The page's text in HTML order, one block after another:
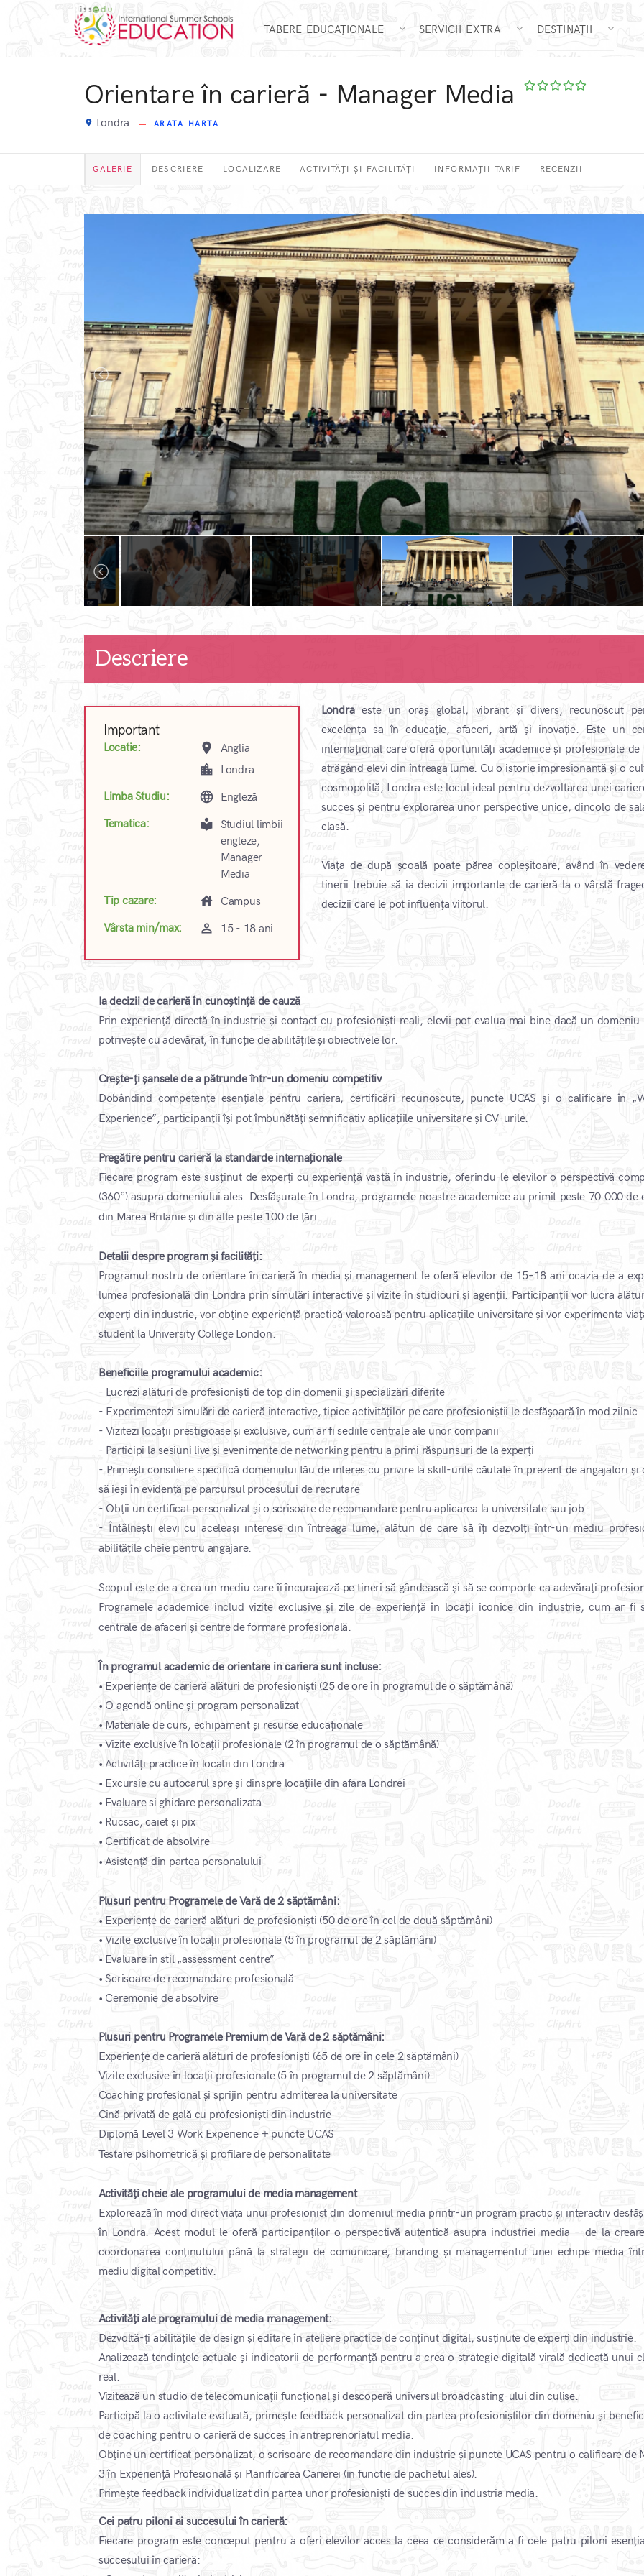
TABERE EDUCAȚIONALE SERVICII EXTRA DESTINAȚII
Orientare în carieră - Manager Media
place Londra ARATA HARTA
GALERIE DESCRIERE LOCALIZARE ACTIVITĂȚI ȘI FACILITĂȚI INFORMAȚII TARIF RECENZII
Descriere
Important
Locatie: place Anglia
location_city
Londra
Limba Studiu:
language Engleză
Tematica:
local_library Studiul limbii
engleze,
Manager
Media
Tip cazare:
house
Campus
Vârsta min/max:
perm_identity 15 - 18 ani
Londraeste un oraș global, vibrant și divers, recunoscut
excelența sa în educație, afaceri, artă și inovație. Este un
internațional care oferă oportunități academice și profesionale de
atrăgând elevi din întreaga lume. Cu o istorie impresionantă și o
cosmopolită, Londra este locul ideal pentru dezvoltarea unei
succes și pentru explorarea unor perspective unice, dincolo de
clasă.
Viața de după școală poate părea copleșitoare, având în
tinerii trebuie să ia decizii importante de carieră la o vârstă
decizii care le pot influența viitorul. ​
Ia decizii de carieră în cunoștință de cauză
Prin experiență directă în industrie și contact cu profesioniști reali, elevii pot evalua mai bine dacă un domeniu
potrivește cu adevărat, în funcție de abilitățile și obiectivele lor.
Crește-ți șansele de a pătrunde într-un domeniu competitiv
Dobândind competențe esențiale pentru cariera, certificări recunoscute, puncte UCAS și o calificare în
Experience”, participanții își pot îmbunătăți semnificativ aplicațiile universitare și CV-urile.
Pregătire pentru carieră la standarde internaționale
Fiecare program este susținut de experți cu experiență vastă în industrie, oferindu-le elevilor o perspectivă
(360°) asupra domeniului ales. Desfășurate în Londra, programele noastre academice au primit peste 70.000 de
din Marea Britanie și din alte peste 100 de țări.
Detalii despre program și facilități:
Programul nostru de orientare în carieră în media și management le oferă elevilor de 15–18 ani ocazia de a
lumea profesională din Londra prin simulări interactive și vizite în studiouri și agenții. Participanții vor lucra
experți din industrie, vor obține experiență practică valoroasă pentru aplicațiile universitare și vor experimenta
student la University College London.
Beneficiile programului academic:
- Lucrezi alături de profesioniști de top din domenii și specializări diferite
- Experimentezi simulări de carieră interactive, tipice activităților pe care profesioniștii le desfășoară în mod zilnic
- Vizitezi locații prestigioase și exclusive, cum ar fi sediile centrale ale unor companii
- Participi la sesiuni live și evenimente de networking pentru a primi răspunsuri de la experți
- Primești consiliere specifică domeniului tău de interes cu privire la skill-urile căutate în prezent de angajatori și
să ieși în evidență pe parcursul procesului de recrutare
- Obții un certificat personalizat și o scrisoare de recomandare pentru aplicarea la universitate sau job
- Întâlnești elevi cu aceleași interese din întreaga lume, alături de care să îți dezvolți într-un mediu
abilitățile cheie pentru angajare.
Scopul este de a crea un mediu care îi încurajează pe tineri să gândească și să se comporte ca adevărați
Programele academice includ vizite exclusive și zile de experiență în locații iconice din industrie, cum ar fi
centrale de afaceri și centre de formare profesională.
În programul academic de orientare in cariera sunt incluse:
• Experiențe de carieră alături de profesioniști (25 de ore în programul de o săptămână)
• O agendă online și program personalizat
• Materiale de curs, echipament și resurse educaționale
•Vizite exclusive în locații profesionale (2 în programul de o săptămână)
•Activități practice în locatii din Londra
• Excursie cu autocarul spre și dinspre locațiile din afara Londrei
• Evaluare si ghidare personalizata
• Rucsac, caiet și pix
• Certificat de absolvire
•Asistență din partea personalului
Plusuri pentru Programele de Vară de 2 săptămâni:
• Experiențe de carieră alături de profesioniști (50 de ore în cel de două săptămâni)
•Vizite exclusive în locații profesionale (5 în programul de 2 săptămâni)
• Evaluare în stil „assessment centre”
•Scrisoare de recomandare profesională
• Ceremonie de absolvire ​
Plusuri pentru Programele Premium de Vară de 2 săptămâni:
Experiențe de carieră alături de profesioniști (65 de ore în cele 2 săptămâni)
Vizite exclusive în locații profesionale (5 în programul de 2 săptămâni)
Coaching profesional și sprijin pentru admiterea la universitate
Cină privată de gală cu profesioniști din industrie
Diplomă Level 3 Work Experience + puncte UCAS
Testare psihometrică și profilare de personalitate
Activități cheie ale programului de media management
Explorează în mod direct viața unui profesionist din domeniul media printr-un program practic și interactiv
în Londra. Acest modul le oferă participanților o perspectivă autentică asupra industriei media – de la
coordonarea conținutului până la strategii de comunicare, branding și managementul unei echipe media
mediu digital competitiv.
Activități ale programului de media management:
Dezvoltă-ți abilitățile de design și editare în ateliere practice de conținut digital, susținute de experți din industrie.
Analizează tendințele actuale și indicatorii de performanță pentru a crea o strategie digitală virală dedicată unui
real.
Vizitează un studio de telecomunicații funcțional și descoperă universul broadcasting-ului din culise.
Participă la o activitate evaluată, primește feedback personalizat din partea profesioniștilor din domeniu și
de coaching pentru o carieră de succes în antreprenoriatul media.
Obține un certificat personalizat, o scrisoare de recomandare din industrie și puncte UCAS pentru o calificare de
3 în Experiență Profesională și Planificarea Carierei (in functie de pachetul ales).
Primește feedback individualizat din partea unor profesioniști de succes din industria media.
Cei patru piloni ai succesului în carieră:
Fiecare program este conceput pentru a oferi elevilor acces la ceea ce considerăm a fi cele patru piloni
succesului în carieră: